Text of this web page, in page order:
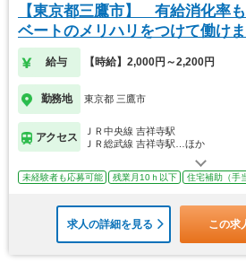
【東京都三鷹市】 有給消化率
ベートのメリハリをつけて働けま
給与 【時給】2,000円～2,200円
勤務地 東京都 三鷹市
アクセス
ＪＲ中央線 吉祥寺駅
ＪＲ総武線 吉祥寺駅…ほか
未経験者も応募可能 残業月10ｈ以下 住宅補助（手
求人の詳細を見る この求